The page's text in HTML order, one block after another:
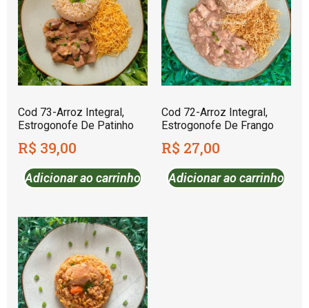
Cod 73-Arroz Integral,
Estrogonofe De Patinho
R$ 39,00
Adicionar ao carrinho
Cod 72-Arroz Integral,
Estrogonofe De Frango
R$ 27,00
Adicionar ao carrinho